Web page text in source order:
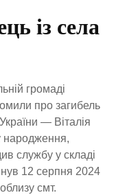
із села
громаді
про загибель
— Віталія
народження,
службу у складі
12 серпня 2024
смт.